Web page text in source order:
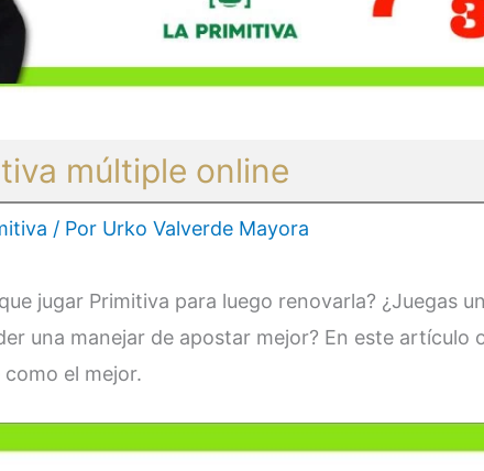
múltiple online
/ Por Urko Valverde Mayora
jugar Primitiva para luego renovarla? ¿Juegas
una manejar de apostar mejor? En este
el mejor.